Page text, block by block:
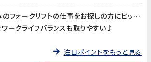
日勤土日祝休みのフォークリフトの仕事をお探しの方にピッタリ♪
ークライフバランスも取りやすい♪
注目ポイントをもっと見る